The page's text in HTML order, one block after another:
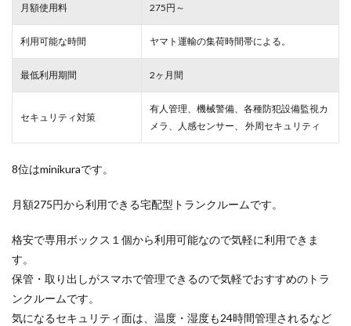
月額使用料 275円～
利用可能な時間 ヤマト運輸の集荷時間帯による。
最低利用期間 2ヶ月間
セキュリティ対策
有人管理、機械警備、各種防犯設備監視カ
メラ、人感センサー、 外周セキュリティ
8位はminikuraです。
月額275円から利用できる宅配型トランクルームです。
格安で専用ボックス１個から利用可能なので気軽に利用できま
す。
保管・取り出しがスマホで管理できるので気軽でおすすめのトラ
ンクルームです。
気になるセキュリティ面は、温度・湿度も24時間管理されるなど